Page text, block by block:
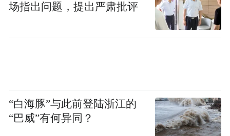
场指出问题，提出严肃批评
“白海豚”与此前登陆浙江的
“巴威”有何异同？